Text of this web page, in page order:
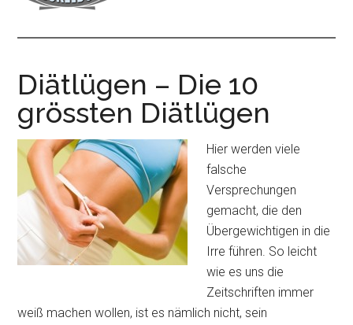
Diätlügen – Die 10
grössten Diätlügen
Hier werden viele
falsche
Versprechungen
gemacht, die den
Übergewichtigen in die
Irre führen. So leicht
wie es uns die
Zeitschriften immer
weiß machen wollen, ist es nämlich nicht, sein